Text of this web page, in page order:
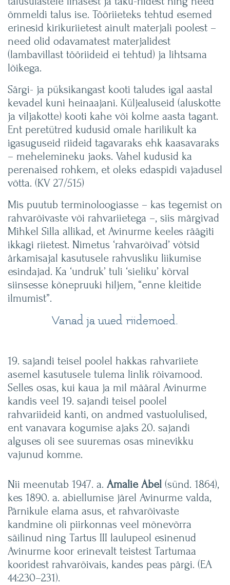
õmmeldi talus ise. Tööriieteks tehtud esemed
erinesid kirikuriietest ainult materjali poolest –
need olid odavamatest materjalidest
(lambavillast tööriideid ei tehtud) ja lihtsama
lõikega.
Särgi- ja püksikangast kooti taludes igal aastal
kevadel kuni heinaajani. Küljealuseid (aluskotte
ja viljakotte) kooti kahe või kolme aasta tagant.
Ent peretütred kudusid omale harilikult ka
igasuguseid riideid tagavaraks ehk kaasavaraks
– mehelemineku jaoks. Vahel kudusid ka
perenaised rohkem, et oleks edaspidi vajadusel
võtta. (KV 27/515)
Mis puutub terminoloogiasse – kas tegemist on
rahvarõivaste või rahvariietega –, siis märgivad
Mihkel Silla allikad, et Avinurme keeles räägiti
ikkagi riietest. Nimetus ‘rahvarõivad’ võtsid
ärkamisajal kasutusele rahvusliku liikumise
esindajad. Ka ‘undruk’ tuli ‘sieliku’ kõrval
siinsesse kõnepruuki hiljem, “enne kleitide
ilmumist”.
Vanad ja uued riidemoed.
19. sajandi teisel poolel hakkas rahvariiete
asemel kasutusele tulema linlik rõivamood.
Selles osas, kui kaua ja mil määral Avinurme
kandis veel 19. sajandi teisel poolel
rahvariideid kanti, on andmed vastuolulised,
ent vanavara kogumise ajaks 20. sajandi
alguses oli see suuremas osas minevikku
vajunud komme.
Nii meenutab 1947. a. Amalie Abel (sünd. 1864),
kes 1890. a. abiellumise järel Avinurme valda,
Pärnikule elama asus, et rahvarõivaste
kandmine oli piirkonnas veel mõnevõrra
säilinud ning Tartus III laulupeol esinenud
Avinurme koor erinevalt teistest Tartumaa
kooridest rahvarõivais, kandes peas pärgi. (EA
44:230–231).